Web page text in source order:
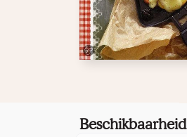
Beschikbaarheid